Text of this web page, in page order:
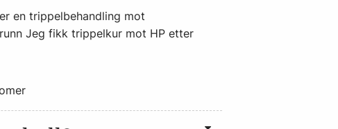
en trippelbehandling mot
Jeg fikk trippelkur mot HP etter